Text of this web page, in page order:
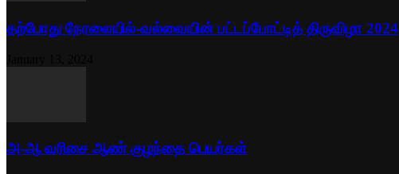
தற்போது நேரலையில்-வல்வையின் பட்டப்போட்டித் திருவிழா 2024
அ-ஆ வரிசை ஆண் குழந்தை பெயர்கள்